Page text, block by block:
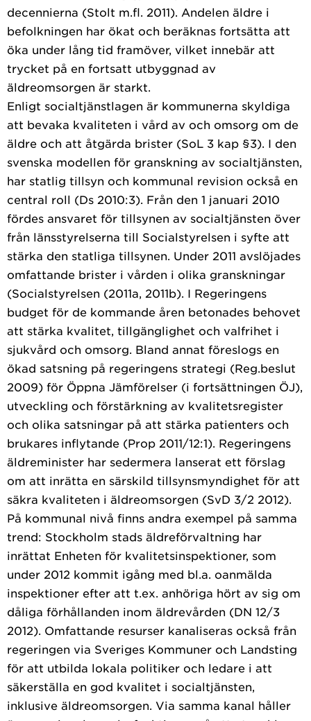
decennierna (Stolt m.fl. 2011). Andelen äldre i
befolkningen har ökat och beräknas fortsätta att
öka under lång tid framöver, vilket innebär att
trycket på en fortsatt utbyggnad av
äldreomsorgen är starkt.
Enligt socialtjänstlagen är kommunerna skyldiga
att bevaka kvaliteten i vård av och omsorg om de
äldre och att åtgärda brister (SoL 3 kap §3). I den
svenska modellen för granskning av socialtjänsten,
har statlig tillsyn och kommunal revision också en
central roll (Ds 2010:3). Från den 1 januari 2010
fördes ansvaret för tillsynen av socialtjänsten över
från länsstyrelserna till Socialstyrelsen i syfte att
stärka den statliga tillsynen. Under 2011 avslöjades
omfattande brister i vården i olika granskningar
(Socialstyrelsen (2011a, 2011b). I Regeringens
budget för de kommande åren betonades behovet
att stärka kvalitet, tillgänglighet och valfrihet i
sjukvård och omsorg. Bland annat föreslogs en
ökad satsning på regeringens strategi (Reg.beslut
2009) för Öppna Jämförelser (i fortsättningen ÖJ),
utveckling och förstärkning av kvalitetsregister
och olika satsningar på att stärka patienters och
brukares inflytande (Prop 2011/12:1). Regeringens
äldreminister har sedermera lanserat ett förslag
om att inrätta en särskild tillsynsmyndighet för att
säkra kvaliteten i äldreomsorgen (SvD 3/2 2012).
På kommunal nivå finns andra exempel på samma
trend: Stockholm stads äldreförvaltning har
inrättat Enheten för kvalitetsinspektioner, som
under 2012 kommit igång med bl.a. oanmälda
inspektioner efter att t.ex. anhöriga hört av sig om
dåliga förhållanden inom äldrevården (DN 12/3
2012). Omfattande resurser kanaliseras också från
regeringen via Sveriges Kommuner och Landsting
för att utbilda lokala politiker och ledare i att
säkerställa en god kvalitet i socialtjänsten,
inklusive äldreomsorgen. Via samma kanal håller